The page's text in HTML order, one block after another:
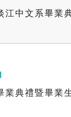
江中文系畢業
業典禮暨畢業